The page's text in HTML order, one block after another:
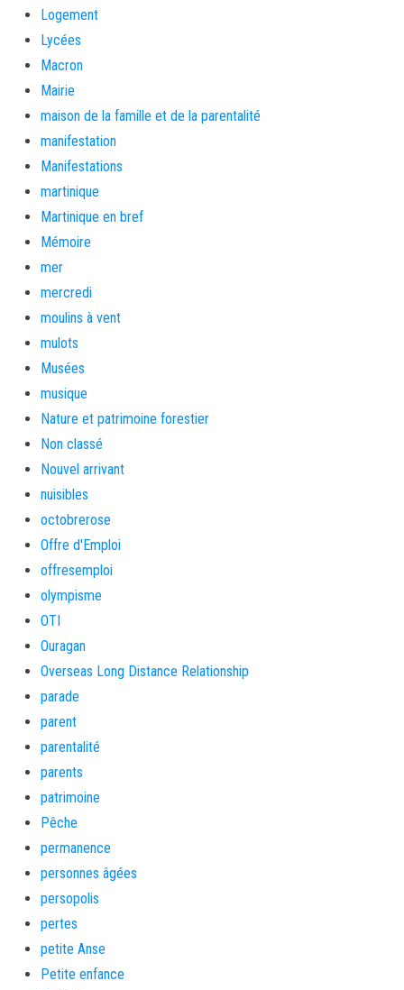
Logement
Lycées
Macron
Mairie
maison de la famille et de la parentalité
manifestation
Manifestations
martinique
Martinique en bref
Mémoire
mer
mercredi
moulins à vent
mulots
Musées
musique
Nature et patrimoine forestier
Non classé
Nouvel arrivant
nuisibles
octobrerose
Offre d'Emploi
offresemploi
olympisme
OTI
Ouragan
Overseas Long Distance Relationship
parade
parent
parentalité
parents
patrimoine
Pêche
permanence
personnes âgées
persopolis
pertes
petite Anse
Petite enfance